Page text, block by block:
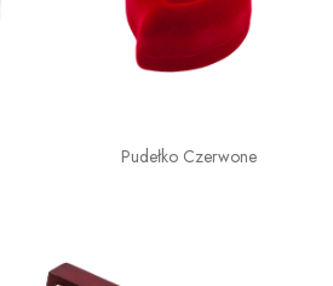
Pudełko Czerwone